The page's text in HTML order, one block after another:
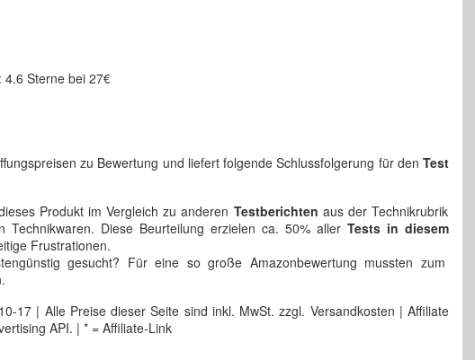
4.6 Sterne bei 27€
zu Bewertung und liefert folgende Schlussfolgerung für den Test
Produkt im Vergleich zu anderen Testberichten aus der Technikrubrik
Diese Beurteilung erzielen ca. 50% aller Tests in diesem
Frustrationen.
gesucht? Für eine so große Amazonbewertung mussten zum
17 | Alle Preise dieser Seite sind inkl. MwSt. zzgl. Versandkosten | Affiliate
API. | * = Affiliate-Link